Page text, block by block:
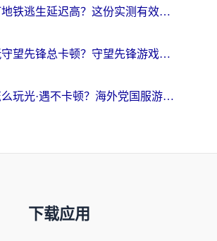
国外打地铁逃生延迟高？这份实测有效的低延迟指南帮你吃鸡
海外玩守望先锋总卡顿？守望先锋游戏加速器在哪里买&避坑指南（附欧洲非洲游戏实测）
台湾怎么玩光·遇不卡顿？海外党国服游戏加速终极攻略（附实测体验）
下载应用